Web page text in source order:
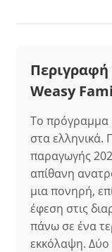
Περιγραφή
Weasy
Το πρόγραμμα
στα ελληνικά.
παραγωγής
απίθανη
μια πονηρή,
έφεση στις
πάνω σε ένα
εκκόλαψη. Δύο